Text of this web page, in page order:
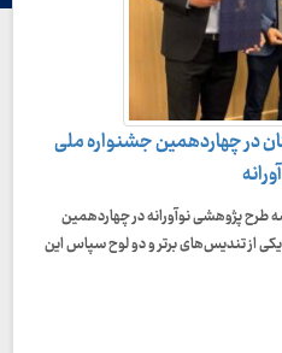
در چهاردهمین جشنواره ملی
طرح پژوهشی نوآورانه در چهاردهمین
از تندیس‌های برتر و دو لوح سپاس این